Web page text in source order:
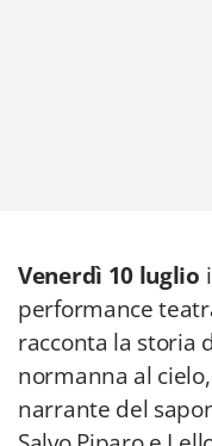
Venerdì 10 luglio
performance
racconta la storia
normanna al
narrante del